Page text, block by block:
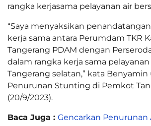
rangka kerjasama pelayanan air
“Saya menyaksikan
kerja sama antara Perumdam TKR
Tangerang PDAM dengan
dalam rangka kerja sama
Tangerang selatan,” kata
Penurunan Stunting di Pemkot
(20/9/2023).
Baca Juga : Gencarkan